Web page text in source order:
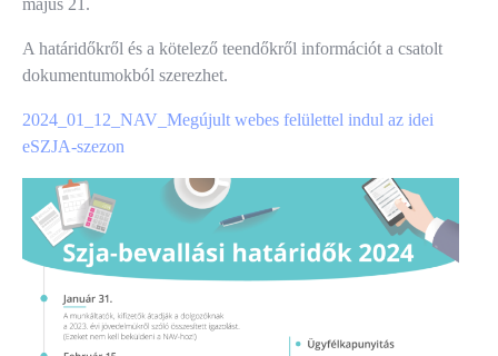
A határidőkről és a kötelező teendőkről információt a csatolt
dokumentumokból szerezhet.
2024_01_12_NAV_Megújult webes felülettel indul az idei
eSZJA-szezon